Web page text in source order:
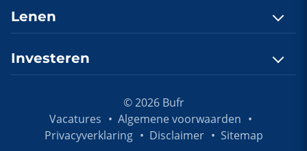
Contact
Quickscan
Onlangs gefinancierd
Investeringsprofiel
Lenen
Lenen, hoe werkt dat?
E-book lenen aanvragen
Hypotheek berekenen
Financieringsvoorstel aanvragen
Investeren
Investeren, hoe werkt dat?
E-book investeren aanvragen
Aanmelden als investeerder
© 2026 Bufr
Vacatures
Algemene voorwaarden
Privacyverklaring
Disclaimer Sitemap